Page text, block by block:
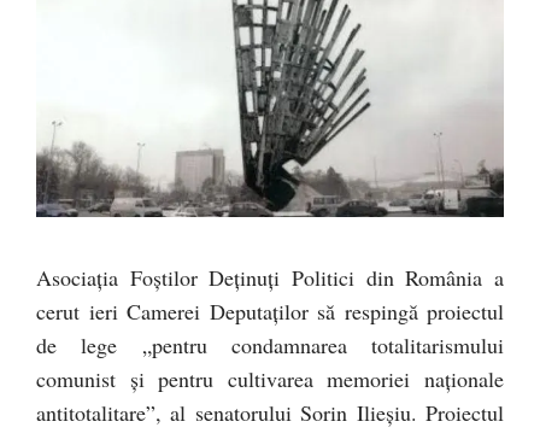
Asociaţia Foştilor Deţinuţi Politici din România a
cerut ieri Camerei Deputaţilor să respingă proiectul
de lege „pentru condamnarea totalitarismului
comunist şi pentru cultivarea memoriei naţionale
antitotalitare”, al senatorului Sorin Ilieşiu. Proiectul